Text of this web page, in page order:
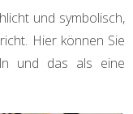
und symbolisch,
Hier können Sie
und das als eine